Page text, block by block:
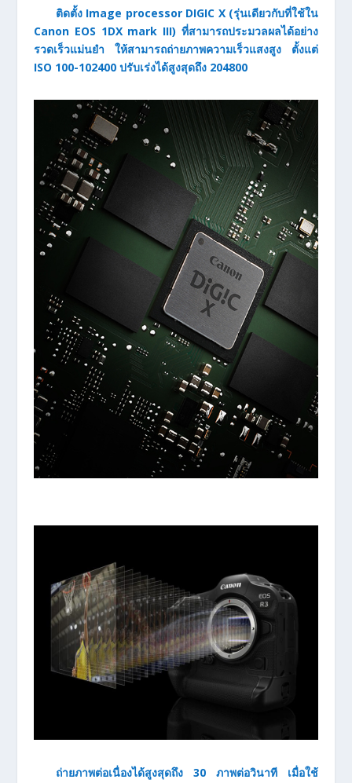
ติดตั้ง Image processor DIGIC X (รุ่นเดียวกับที่ใช้ใน
Canon EOS 1DX mark III) ที่สามารถประมวลผลได้อย่าง
รวดเร็วแม่นยำ ให้สามารถถ่ายภาพความเร็วแสงสูง ตั้งแต่
ISO 100-102400 ปรับเร่งได้สูงสุดถึง 204800
ถ่ายภาพต่อเนื่องได้สูงสุดถึง 30 ภาพต่อวินาที เมื่อใช้